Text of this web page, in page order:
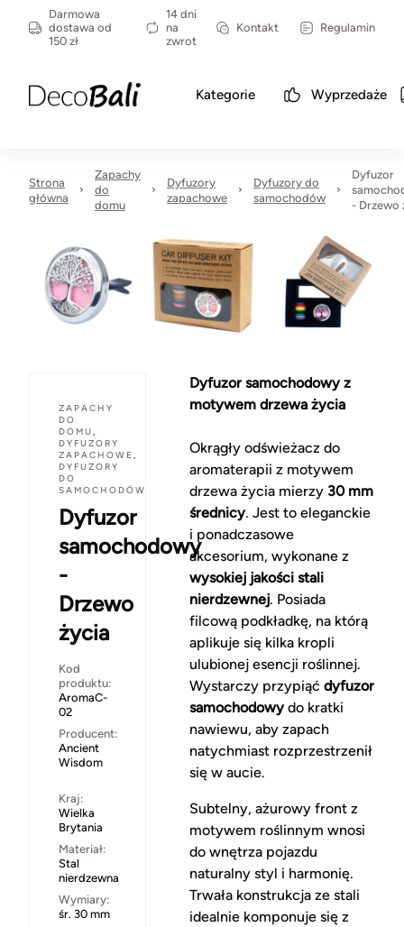
Darmowa
dostawa od
150 zł
14 dni
na
zwrot
Kontakt Regulamin
Kategorie Wyprzedaże
Strona
główna
Zapachy
do
domu
Dyfuzory
zapachowe
Dyfuzory do
samochodów
Dyfuzor
- Drzewo
ZAPACHY
DO
DOMU,
DYFUZORY
ZAPACHOWE ,
DYFUZORY
DO
SAMOCHODÓW
Dyfuzor
samochodowy
-
Drzewo
życia
Kod
produktu:
AromaC-
02
Producent:
Ancient
Wisdom
Kraj:
Wielka
Brytania
Materiał:
Stal
nierdzewna
Wymiary:
śr. 30 mm
Dyfuzor samochodowy z
motywem drzewa życia
Okrągły odświeżacz do
aromaterapii z motywem
drzewa życia mierzy 30 mm
średnicy. Jest to eleganckie
i ponadczasowe
akcesorium, wykonane z
wysokiej jakości stali
nierdzewnej. Posiada
filcową podkładkę, na którą
aplikuje się kilka kropli
ulubionej esencji roślinnej.
Wystarczy przypiąć dyfuzor
samochodowydo kratki
nawiewu, aby zapach
natychmiast rozprzestrzenił
się w aucie.
Subtelny, ażurowy front z
motywem roślinnym wnosi
do wnętrza pojazdu
naturalny styl i harmonię.
Trwała konstrukcja ze stali
idealnie komponuje się z